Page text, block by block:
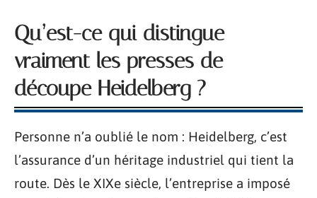
Qu’est-ce qui distingue
vraiment les presses de
découpe Heidelberg ?
Personne n’a oublié le nom : Heidelberg, c’est
l’assurance d’un héritage industriel qui tient la
route. Dès le XIXe siècle, l’entreprise a imposé